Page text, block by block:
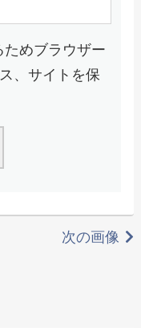
めブラウザー
、サイトを保
次の画像